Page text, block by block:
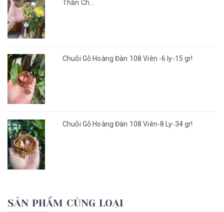
Thần Ch...
Chuỗi Gỗ Hoàng Đàn 108 Viên -6 ly-15 gr!
Chuỗi Gỗ Hoàng Đàn 108 Viên-8 Ly-34 gr!
SẢN PHẨM CÙNG LOẠI